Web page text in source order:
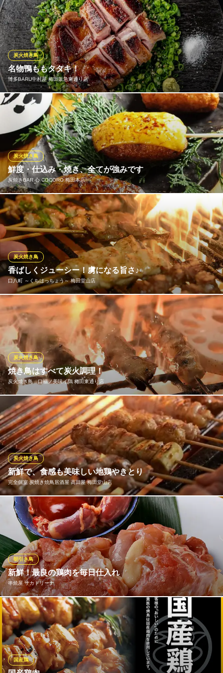
大阪府大阪市北区堂山町16-11
焼鳥は、炭火でじっくりと丁寧に焼き上げております。
焼き鳥 炭焼地鶏 近江 梅田東通り店
東通り商店街の絶品焼鳥
大阪メトロ谷町線中崎町駅 徒歩5分
大阪府大阪市北区堂山町5-19 ふるさとビル
名物鴨ももタタキ！
博多BARU中村屋 梅田阪急東通り店
炭火焼き鳥
鴨もも肉を低温調理で火入れし、皮目を丁寧に焼き上げたお皿。
ガッツリとボリュームも楽しめ、噛みしめるほどに鶏肉の旨味が
口中に広がります。自慢の焼酎や日本酒との相性も抜群ですよ♪
博多BARU中村屋 梅田阪急東通り店
梅田屈指の焼鳥＆鶏鍋処
阪急線大阪梅田駅 徒歩5分
大阪府大阪市北区堂山町5-3 堂山タウンビルB1
鮮度・仕込み・焼き、全てが強みです
炭焼きBAR 心 COCORO 梅田本店
炭火焼き鳥
炭火で焼く、朝引きの焼き鳥。最大5時間無制限飲み放題とコスパ
◎！！創作焼き鳥、つくねの数々はインスタ映え間違いなし♪その
他、お酒に合う料理も多数ご用意しております！朝までゆっくり
お楽しみください！日本酒 肉バル 個室 焼き鳥 海鮮
炭焼きBAR 心 COCORO 梅田本店
炭火で焼く絶品焼き鳥
大阪メトロ谷町線中崎町駅 徒歩5分
大阪府大阪市北区堂山町8-16
香ばしくジューシー！虜になる旨さ♪
口八町 ～くちはっちょう～ 梅田堂山店
炭火焼き鳥
炭火で焼いて、鶏本来の旨味がギュッと凝縮された炭火焼鳥が自
慢！一つ一つの素材を丁寧に、職人が真心と情熱を込めて、絶妙
な火加減で仕上げております！炭の薫りと秘伝のタレが絡まって
極上の旨さに。1串90円（税抜）～とリーズナブルな価格でご用
意！野菜＆お肉や、かつお梅紫蘇を使用など、創作串も豊富にご
ざいます。
口八町 ～くちはっちょう～ 梅田堂山店
炭火焼き居酒屋
大阪メトロ谷町線中崎町駅 徒歩3分
大阪府大阪市北区堂山町15-11
焼き鳥はすべて炭火調理！
炭火焼き鳥 口福ノ美味イ鶏 梅田東通り店
炭火焼き鳥
当店の焼鳥・串焼きはすべて炭火で調理致します！串は1本から注
文ＯＫ♪
炭火焼き鳥 口福ノ美味イ鶏 梅田東通り店
焼き鳥 居酒屋
大阪メトロ谷町線東梅田駅 徒歩4分
大阪府大阪市北区小松原町5-5
新鮮で、食感も美味しい地鶏やきとり
完全個室 炭焼き焼鳥居酒屋 高田屋 梅田堂山店
炭火焼き鳥
高田屋の看板「やきとり」は、炭火で一本一本丁寧に焼いていま
す。外はカリッと、中は旨みたっぷりで、地どりの魅力を最大限
に引き出します。炭火で焼ける芳ばしい香りにも、食欲がそそら
れますよ♪ 定番のねぎまやこころ、希少なうなぎホルモンなど、
種類は豊富に楽しめます。
完全個室 炭焼き焼鳥居酒屋 高田屋 梅田堂山店
完全個室炭焼焼鳥居酒屋
大阪メトロ谷町線中崎町駅 徒歩4分
大阪府大阪市北区神山町9-14 オリカ神山テナントビル1F
新鮮！最良の鶏肉を毎日仕入れ
串焼屋 サカトリーナ
朝引き鳥
当店では信頼のおける確かな鶏肉店様より、主に和歌山県産の新
鮮で肉質が良い鶏だけを毎日仕入れています。敢えて銘柄、産地
は指定せず、部位ごとにその日最良のものをお出ししています。
実際に良い鶏がない日は仕入れませんので、ご了承ください。ま
た専門店ならではの希少部位もお楽しみいただけます。
国産鶏